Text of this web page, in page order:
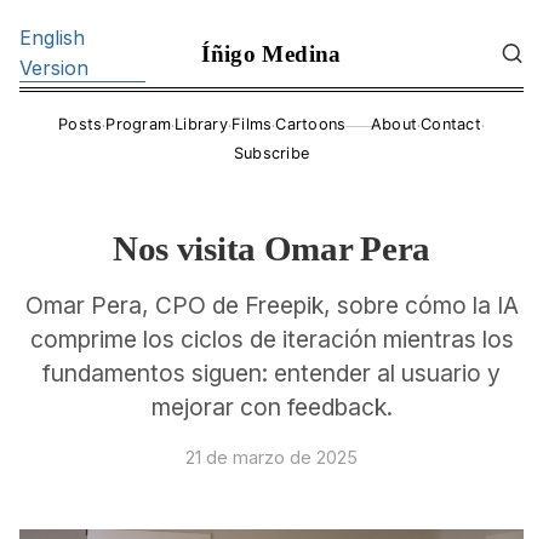
English
Version
Íñigo Medina
Posts·Program·Library·Films·Cartoons——About·Contact·
Subscribe
Nos visita Omar Pera
Omar Pera, CPO de Freepik, sobre cómo la IA
comprime los ciclos de iteración mientras los
fundamentos siguen: entender al usuario y
mejorar con feedback.
21 de marzo de 2025